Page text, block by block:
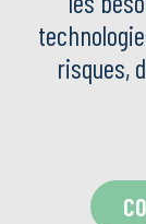
risques,